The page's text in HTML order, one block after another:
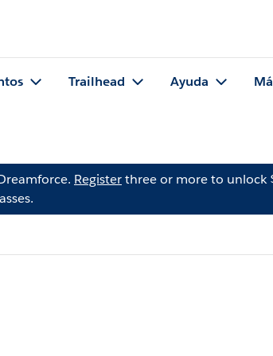
Trailhead Ayuda
Registerthree or more to unlock